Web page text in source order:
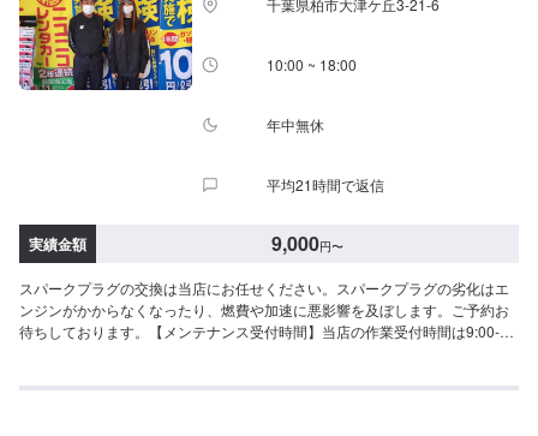
千葉県柏市大津ケ丘3-21-6
10:00 ~ 18:00
年中無休
平均21時間で返信
実績金額 9,000円〜
スパークプラグの交換は当店にお任せください。スパークプラグの劣化はエ
ンジンがかからなくなったり、燃費や加速に悪影響を及ぼします。ご予約お
待ちしております。【メンテナンス受付時間】当店の作業受付時間は9:00-